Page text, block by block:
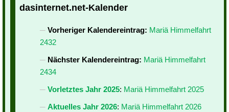
dasinternet.net-Kalender
Vorheriger Kalendereintrag: Mariä Himmelfahrt
2432
Nächster Kalendereintrag: Mariä Himmelfahrt
2434
Vorletztes Jahr 2025: Mariä Himmelfahrt 2025
Aktuelles Jahr 2026: Mariä Himmelfahrt 2026